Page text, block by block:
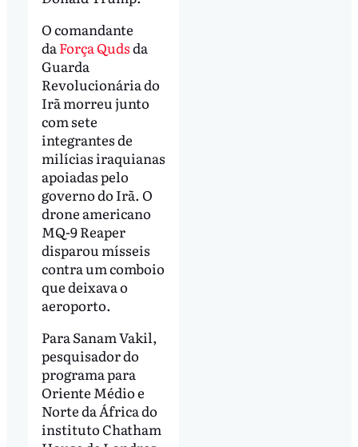
O comandante
da Força Qudsda
Guarda
Revolucionária do
Irã morreu junto
com sete
integrantes de
milícias iraquianas
apoiadas pelo
governo do Irã. O
drone americano
MQ-9 Reaper
disparou mísseis
contra um comboio
que deixava o
aeroporto.
Para Sanam Vakil,
pesquisador do
programa para
Oriente Médio e
Norte da África do
instituto Chatham